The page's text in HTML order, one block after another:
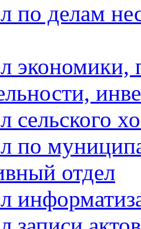
по делам
экономики,
сельского
по
отдел